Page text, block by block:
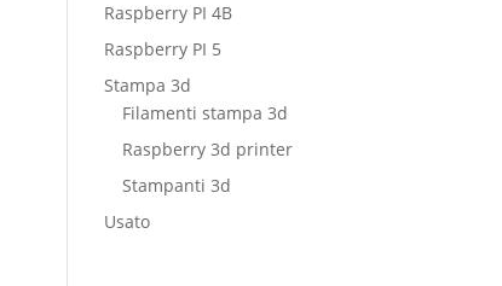
Raspberry PI 4B
Raspberry PI 5
Stampa 3d
Filamenti stampa 3d
Raspberry 3d printer
Stampanti 3d
Usato